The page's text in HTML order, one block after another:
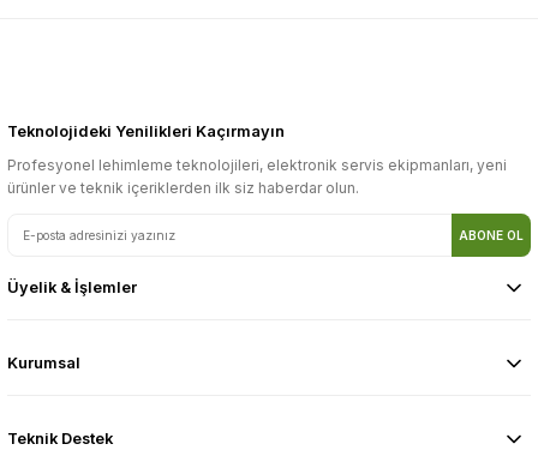
Teknolojideki Yenilikleri Kaçırmayın
Profesyonel lehimleme teknolojileri, elektronik servis ekipmanları, yeni
ürünler ve teknik içeriklerden ilk siz haberdar olun.
ABONE OL
Üyelik & İşlemler
Kurumsal
Teknik Destek